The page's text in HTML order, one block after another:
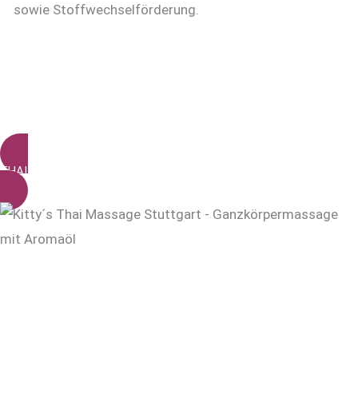
sowie Stoffwechselförderung.
THAI ÖLMASSAGE BUCHEN